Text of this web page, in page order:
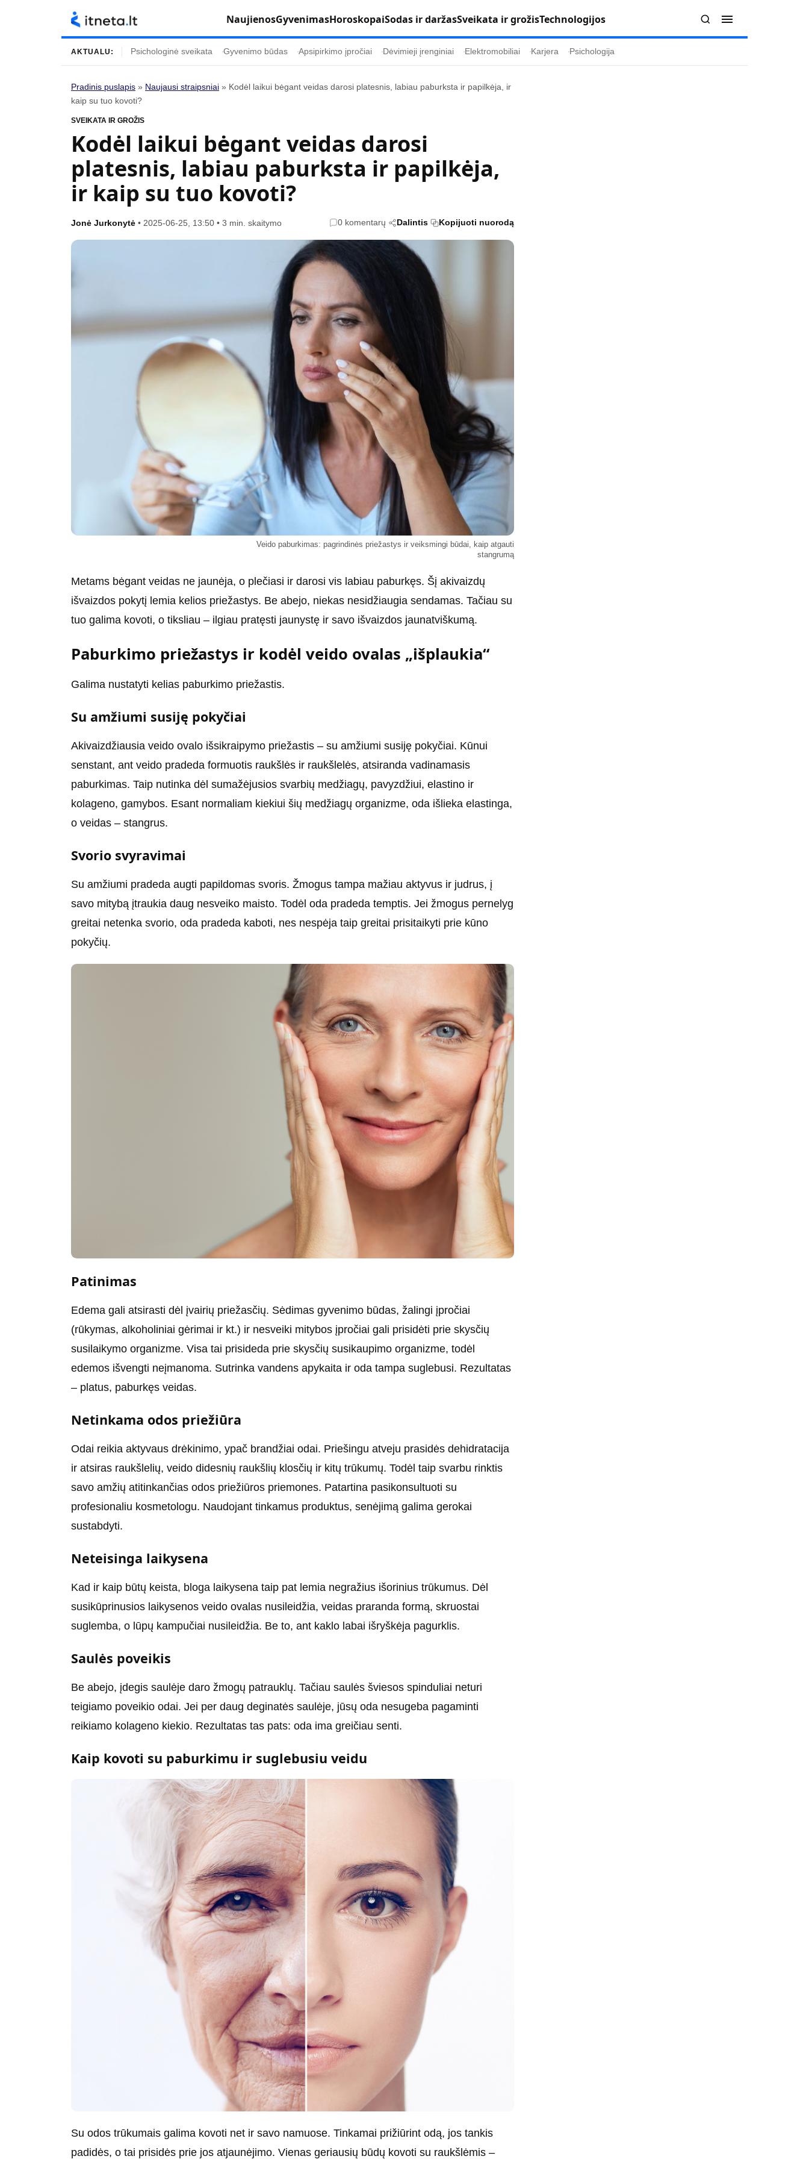
NaujienosGyvenimasHoroskopaiSodas ir daržasSveikata ir grožisTechnologijos
Turinys
Gyvenimas
Įdomybės
Mada
Namai ir interjeras
Kulinarija
Technologijos
Gyvenimo būdas
Tėvai ir vaikai
Sodas ir daržas
Sveikata ir grožis
Tvari mada
Naudojimo sąlygos
Slapukų politika
AKTUALU: Psichologinė sveikata Gyvenimo būdas Apsipirkimo įpročiai Dėvimieji įrenginiai Elektromobiliai Karjera Psichologija
Pradinis puslapis » Naujausi straipsniai » Kodėl laikui bėgant veidas darosi platesnis, labiau paburksta ir papilkėja, ir
kaip su tuo kovoti?
SVEIKATA IR GROŽIS
Kodėl laikui bėgant veidas darosi
platesnis, labiau paburksta ir papilkėja,
ir kaip su tuo kovoti?
Jonė Jurkonytė • 2025-06-25, 13:50 • 3 min. skaitymo 0 komentarų Dalintis Kopijuoti nuorodą
Veido paburkimas: pagrindinės priežastys ir veiksmingi būdai, kaip atgauti
stangrumą
Metams bėgant veidas ne jaunėja, o plečiasi ir darosi vis labiau paburkęs. Šį akivaizdų
išvaizdos pokytį lemia kelios priežastys. Be abejo, niekas nesidžiaugia sendamas. Tačiau su
tuo galima kovoti, o tiksliau – ilgiau pratęsti jaunystę ir savo išvaizdos jaunatviškumą.
Paburkimo priežastys ir kodėl veido ovalas „išplaukia“
Galima nustatyti kelias paburkimo priežastis.
Su amžiumi susiję pokyčiai
Akivaizdžiausia veido ovalo išsikraipymo priežastis – su amžiumi susiję pokyčiai. Kūnui
senstant, ant veido pradeda formuotis raukšlės ir raukšlelės, atsiranda vadinamasis
paburkimas. Taip nutinka dėl sumažėjusios svarbių medžiagų, pavyzdžiui, elastino ir
kolageno, gamybos. Esant normaliam kiekiui šių medžiagų organizme, oda išlieka elastinga,
o veidas – stangrus.
Svorio svyravimai
Su amžiumi pradeda augti papildomas svoris. Žmogus tampa mažiau aktyvus ir judrus, į
savo mitybą įtraukia daug nesveiko maisto. Todėl oda pradeda temptis. Jei žmogus pernelyg
greitai netenka svorio, oda pradeda kaboti, nes nespėja taip greitai prisitaikyti prie kūno
pokyčių.
Patinimas
Edema gali atsirasti dėl įvairių priežasčių. Sėdimas gyvenimo būdas, žalingi įpročiai
(rūkymas, alkoholiniai gėrimai ir kt.) ir nesveiki mitybos įpročiai gali prisidėti prie skysčių
susilaikymo organizme. Visa tai prisideda prie skysčių susikaupimo organizme, todėl
edemos išvengti neįmanoma. Sutrinka vandens apykaita ir oda tampa suglebusi. Rezultatas
– platus, paburkęs veidas.
Netinkama odos priežiūra
Odai reikia aktyvaus drėkinimo, ypač brandžiai odai. Priešingu atveju prasidės dehidratacija
ir atsiras raukšlelių, veido didesnių raukšlių klosčių ir kitų trūkumų. Todėl taip svarbu rinktis
savo amžių atitinkančias odos priežiūros priemones. Patartina pasikonsultuoti su
profesionaliu kosmetologu. Naudojant tinkamus produktus, senėjimą galima gerokai
sustabdyti.
Neteisinga laikysena
Kad ir kaip būtų keista, bloga laikysena taip pat lemia negražius išorinius trūkumus. Dėl
susikūprinusios laikysenos veido ovalas nusileidžia, veidas praranda formą, skruostai
suglemba, o lūpų kampučiai nusileidžia. Be to, ant kaklo labai išryškėja pagurklis.
Saulės poveikis
Be abejo, įdegis saulėje daro žmogų patrauklų. Tačiau saulės šviesos spinduliai neturi
teigiamo poveikio odai. Jei per daug deginatės saulėje, jūsų oda nesugeba pagaminti
reikiamo kolageno kiekio. Rezultatas tas pats: oda ima greičiau senti.
Kaip kovoti su paburkimu ir suglebusiu veidu
Su odos trūkumais galima kovoti net ir savo namuose. Tinkamai prižiūrint odą, jos tankis
padidės, o tai prisidės prie jos atjaunėjimo. Vienas geriausių būdų kovoti su raukšlėmis –